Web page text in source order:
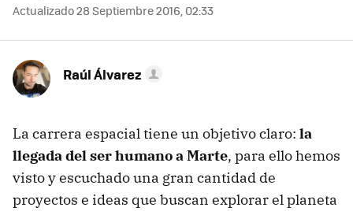
Actualizado 28 Septiembre 2016, 02:33
Raúl Álvarez
La carrera espacial tiene un objetivo claro: la
llegada del ser humano a Marte, para ello hemos
visto y escuchado una gran cantidad de
proyectos e ideas que buscan explorar el planeta